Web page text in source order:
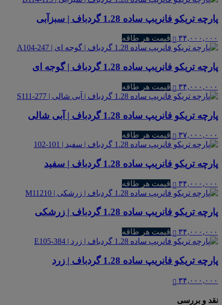
پارچه تریکو فانریپ ساده 1.28 گردباف | سبزآبی
۳۴,۰۰۰,۰۰۰ قیمت هر طاقه
پارچه تریکو فانریپ ساده 1.28 گردباف | گوجه ای
۳۴,۰۰۰,۰۰۰ قیمت هر طاقه
پارچه تریکو فانریپ ساده 1.28 گردباف | آبی شالی
۳۷,۰۰۰,۰۰۰ قیمت هر طاقه
پارچه تریکو فانریپ ساده 1.28 گردباف | سفید
۳۴,۰۰۰,۰۰۰ قیمت هر طاقه
پارچه تریکو فانریپ ساده 1.28 گردباف | زرشکی
۳۴,۰۰۰,۰۰۰ قیمت هر طاقه
پارچه تریکو فانریپ ساده 1.28 گردباف | زرد
۳۴,۰۰۰,۰۰۰
نقد و بررسی